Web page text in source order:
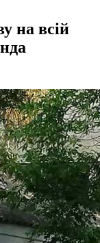
на всій